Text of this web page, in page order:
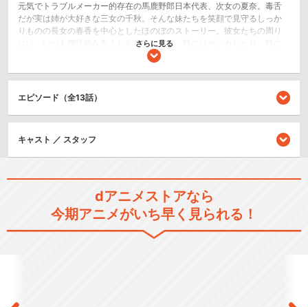
元気でトラブルメーカー的存在の馬鹿野郎日本代表、次女の夏奈。毒舌
だが実は姉が大好きな三女の千秋。そんな妹たちを笑顔で見守るしっか
りものの長女の春香を中心としたほのぼのストーリー。彼女たちの周り
には、いつも個性的な友人たちがいっぱい。時にはケンカしたり、時に
はみんなでのんびりしてみたり……。そんな三姉妹たちの平凡な日常を
シリーズ／関連のアニメ作品
みなみけ
さらに見る
エピソード（全13話）
キャスト ／ スタッフ
dアニメストアなら
今期アニメがいち早く見られる！